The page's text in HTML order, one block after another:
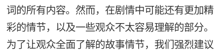
词的所有内容。然而，在剧情中可能还有更加精
彩的情节，以及一些观众不太容易理解的部分。
为了让观众全面了解的故事情节，我们强烈建议